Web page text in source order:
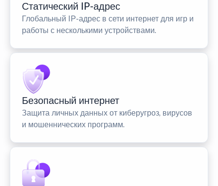
Статический IP-адрес
Глобальный IP-адрес в сети интернет для игр и
работы с несколькими устройствами.
Безопасный интернет
Защита личных данных от киберугроз, вирусов
и мошеннических программ.